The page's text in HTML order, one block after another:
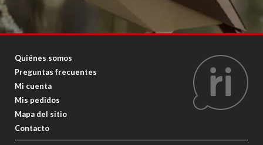
Quiénes somos
Preguntas frecuentes
Mi cuenta
Mis pedidos
Mapa del sitio
Contacto